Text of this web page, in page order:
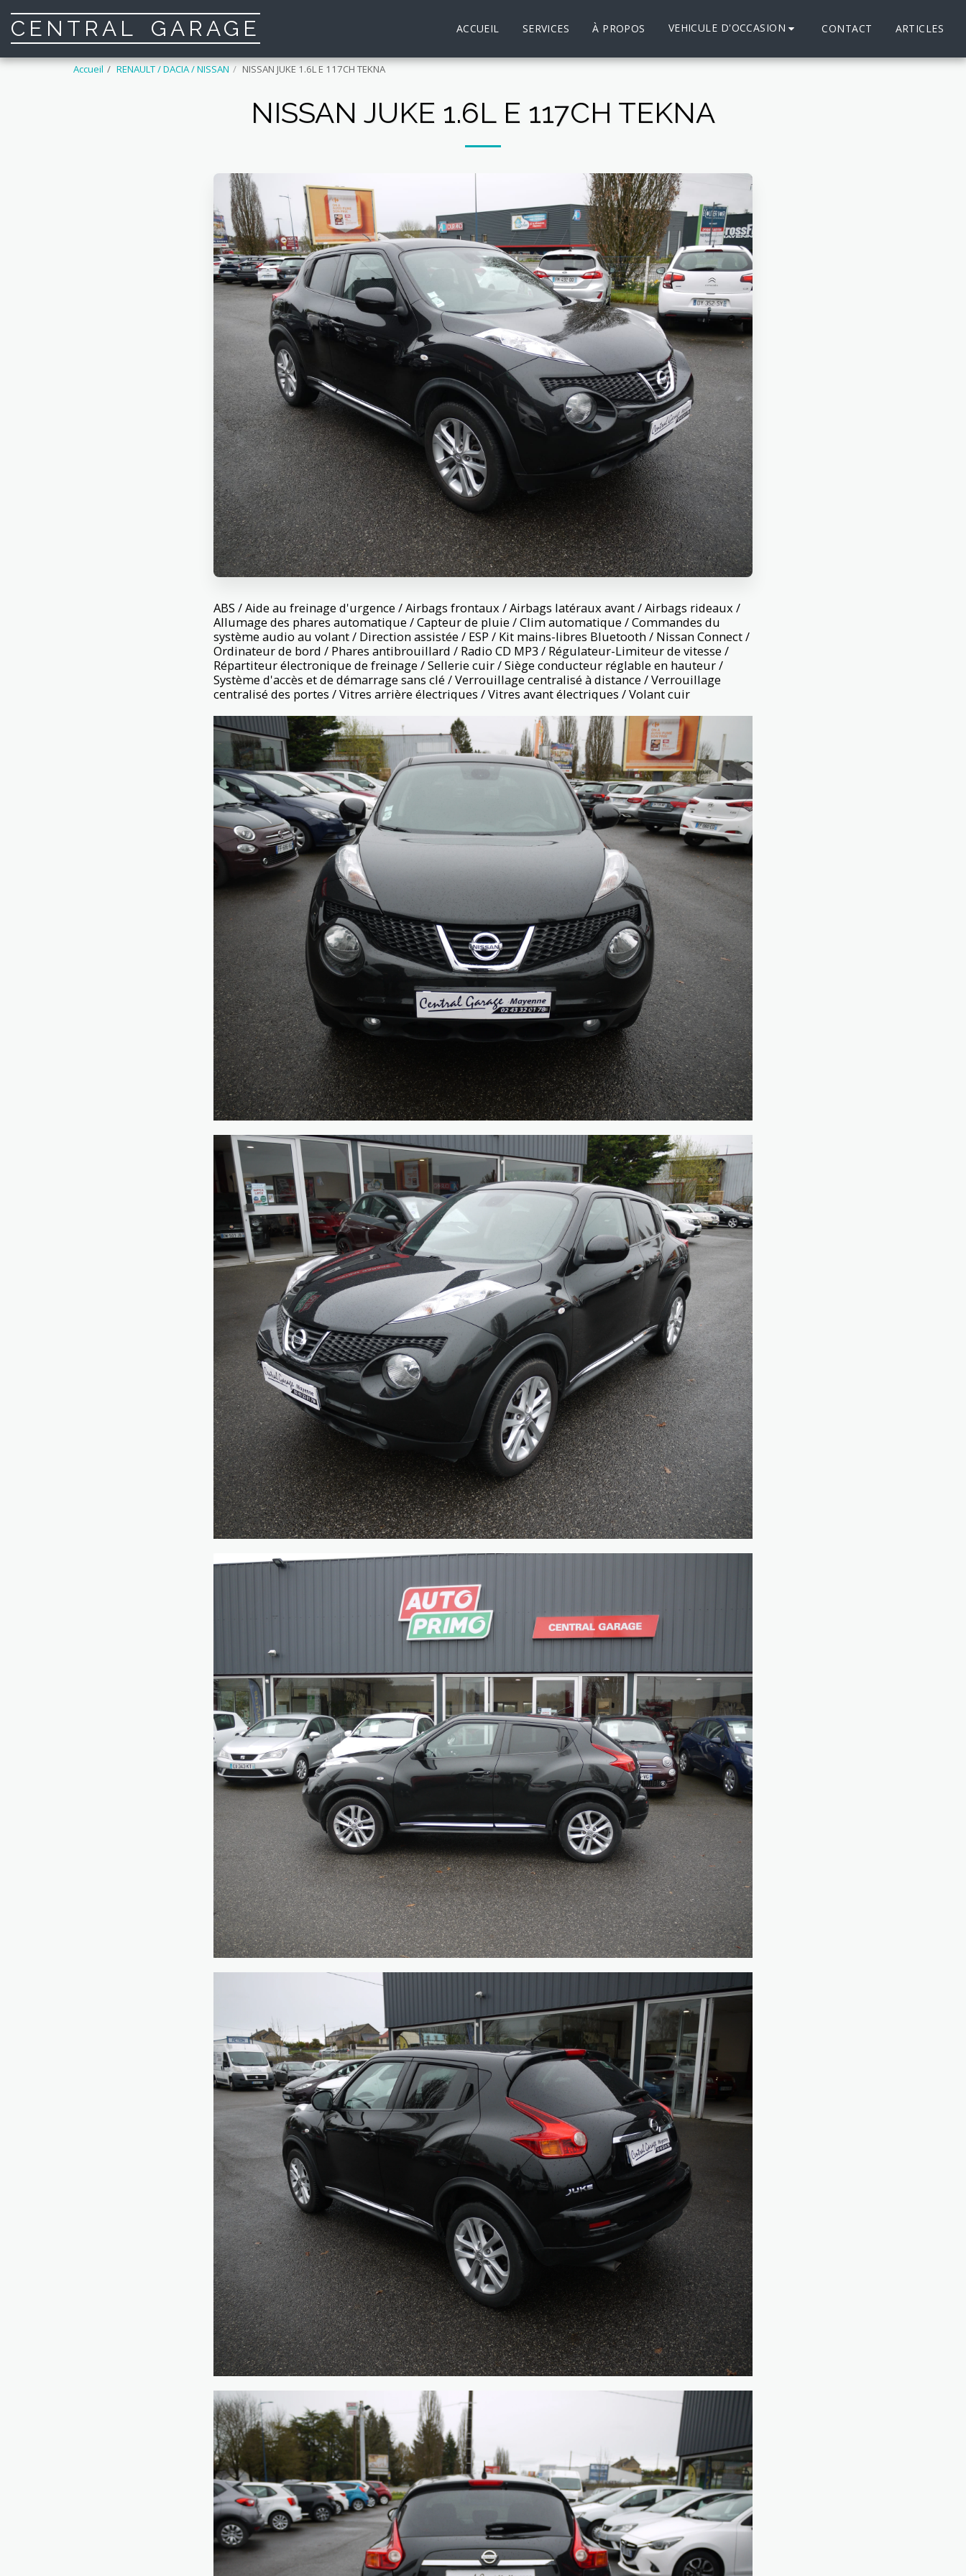
CENTRAL GARAGE ACCUEIL SERVICES À PROPOS VEHICULE D'OCCASION CONTACT ARTICLES
Accueil RENAULT / DACIA / NISSAN NISSAN JUKE 1.6L E 117CH TEKNA
NISSAN JUKE 1.6L E 117CH TEKNA
ABS / Aide au freinage d'urgence / Airbags frontaux / Airbags latéraux avant / Airbags rideaux /
Allumage des phares automatique / Capteur de pluie / Clim automatique / Commandes du
système audio au volant / Direction assistée / ESP / Kit mains-libres Bluetooth / Nissan Connect /
Ordinateur de bord / Phares antibrouillard / Radio CD MP3 / Régulateur-Limiteur de vitesse /
Répartiteur électronique de freinage / Sellerie cuir / Siège conducteur réglable en hauteur /
Système d'accès et de démarrage sans clé / Verrouillage centralisé à distance / Verrouillage
centralisé des portes / Vitres arrière électriques / Vitres avant électriques / Volant cuir